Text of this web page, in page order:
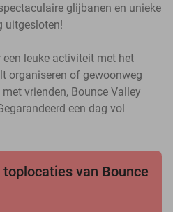
glijbanen en unieke
uitgesloten!
leuke activiteit met het
organiseren of gewoonweg
vrienden, Bounce Valley
een dag vol
van Bounce